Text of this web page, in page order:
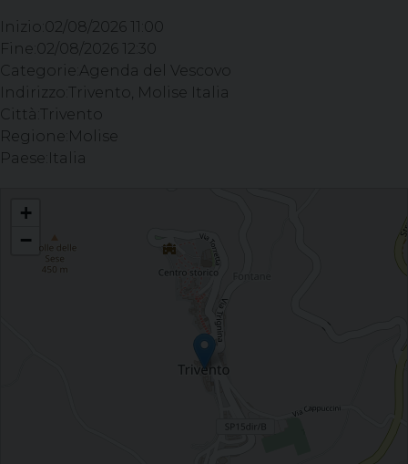
Inizio: 02/08/2026 11:00
Fine: 02/08/2026 12:30
Categorie: Agenda del Vescovo
Indirizzo: Trivento, Molise Italia
Città: Trivento
Regione: Molise
Paese: Italia
+
−